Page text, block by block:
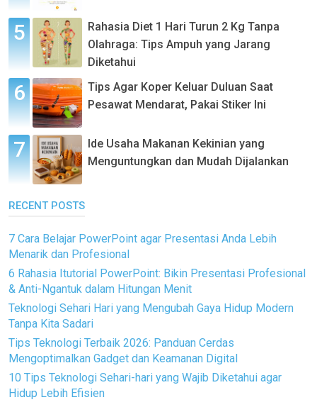
Rahasia Diet 1 Hari Turun 2 Kg Tanpa
Olahraga: Tips Ampuh yang Jarang
Diketahui
Tips Agar Koper Keluar Duluan Saat
Pesawat Mendarat, Pakai Stiker Ini
Ide Usaha Makanan Kekinian yang
Menguntungkan dan Mudah Dijalankan
RECENT POSTS
7 Cara Belajar PowerPoint agar Presentasi Anda Lebih
Menarik dan Profesional
6 Rahasia Itutorial PowerPoint: Bikin Presentasi Profesional
& Anti-Ngantuk dalam Hitungan Menit
Teknologi Sehari Hari yang Mengubah Gaya Hidup Modern
Tanpa Kita Sadari
Tips Teknologi Terbaik 2026: Panduan Cerdas
Mengoptimalkan Gadget dan Keamanan Digital
10 Tips Teknologi Sehari-hari yang Wajib Diketahui agar
Hidup Lebih Efisien